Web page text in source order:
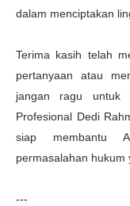
dalam menciptakan
Terima kasih telah
pertanyaan atau
jangan ragu
Profesional Dedi
siap membantu
permasalahan hukum
---